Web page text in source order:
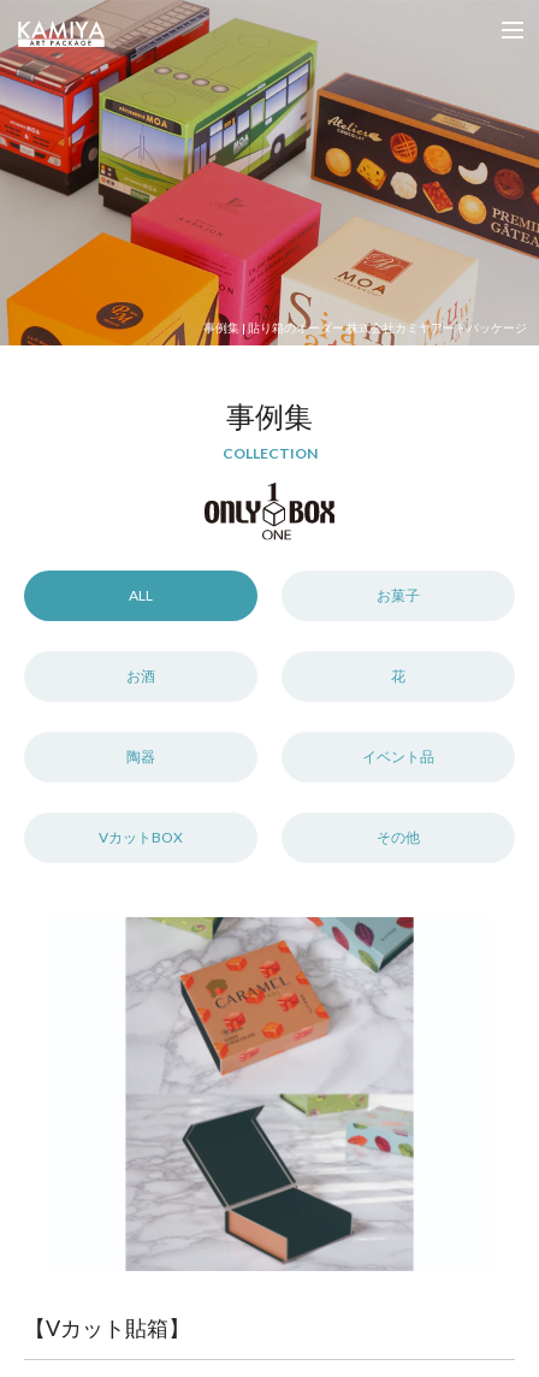
事例集 | 貼り箱のオーダー 株式会社カミヤアートパッケージ
事例集
COLLECTION
ALL お菓子
お酒 花
陶器 イベント品
VカットBOX その他
【Vカット貼箱】